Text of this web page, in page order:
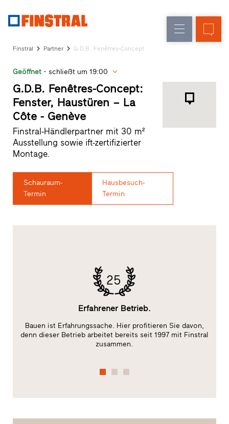
Glaswände
Service
Partner-
Programm
Händlersuche
Schnelleinstiege
Finstral Partner G.D.B. Fenêtres-Concept
Geöffnet schließt um 19:00
G.D.B. Fenêtres-Concept:
Fenster, Haustüren – La
Côte - Genève
Finstral-Händlerpartner mit 30 m²
Ausstellung sowie ift-zertifizierter
Montage.
Schauraum-
Termin
Hausbesuch-
Termin
25
Erfahrener Betrieb.
Bauen ist Erfahrungssache. Hier profitieren Sie davon,
denn dieser Betrieb arbeitet bereits seit 1997 mit Finstral
zusammen.